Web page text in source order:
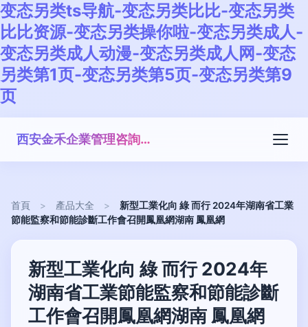
变态另类ts导航-变态另类比比-变态另类
比比资源-变态另类操你啦-变态另类成人-
变态另类成人动漫-变态另类成人网-变态
另类第1页-变态另类第5页-变态另类第9
页
西安金禾企業管理咨詢有限公司
首頁 > 產品大全 >
新型工業化向 綠 而行 2024年湖南省工業
節能監察和節能診斷工作會召開鳳凰網湖南 鳳凰網
新型工業化向 綠 而行 2024年
湖南省工業節能監察和節能診斷
工作會召開鳳凰網湖南 鳳凰網